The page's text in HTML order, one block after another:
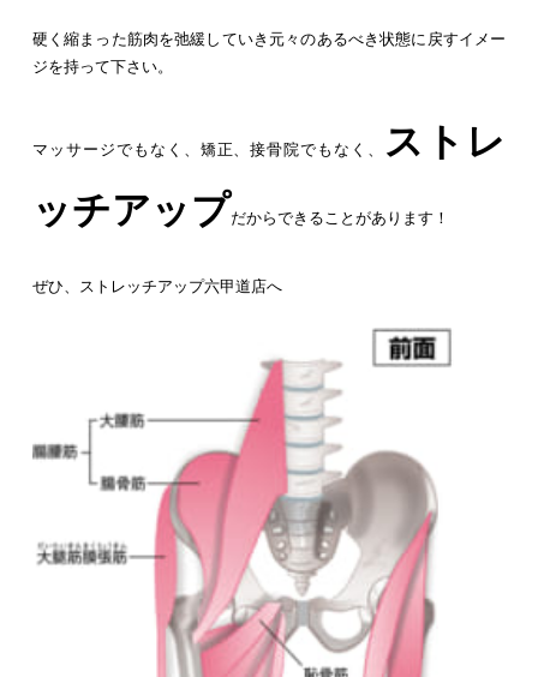
硬く縮まった筋肉を弛緩していき元々のあるべき状態に戻すイメー
ジを持って下さい。
マッサージでもなく、矯正、接骨院でもなく、
ストレ
ッチアップだからできることがあります！
ぜひ、ストレッチアップ六甲道店へ